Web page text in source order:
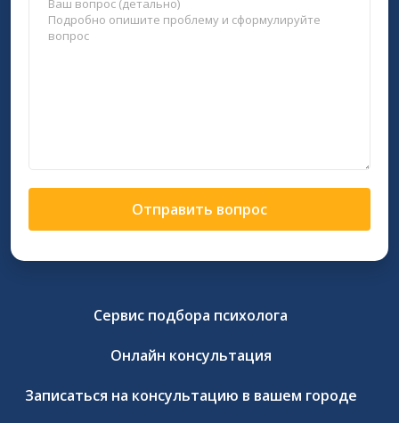
Отправить вопрос
Сервис подбора психолога
Онлайн консультация
Записаться на консультацию в вашем городе